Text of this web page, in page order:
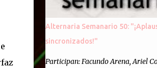
Alternaria Semanario 50:
sincronizados!"
Participan: Facundo Arena, Ariel